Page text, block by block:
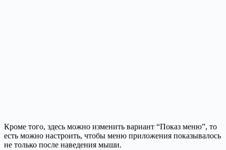
Кроме того, здесь можно изменить вариант “Показ меню”, то
есть можно настроить, чтобы меню приложения показывалось
не только после наведения мыши.